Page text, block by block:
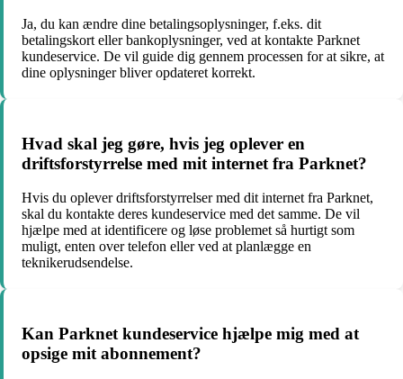
Ja, du kan ændre dine betalingsoplysninger, f.eks. dit
betalingskort eller bankoplysninger, ved at kontakte Parknet
kundeservice. De vil guide dig gennem processen for at sikre, at
dine oplysninger bliver opdateret korrekt.
Hvad skal jeg gøre, hvis jeg oplever en
driftsforstyrrelse med mit internet fra Parknet?
Hvis du oplever driftsforstyrrelser med dit internet fra Parknet,
skal du kontakte deres kundeservice med det samme. De vil
hjælpe med at identificere og løse problemet så hurtigt som
muligt, enten over telefon eller ved at planlægge en
teknikerudsendelse.
Kan Parknet kundeservice hjælpe mig med at
opsige mit abonnement?